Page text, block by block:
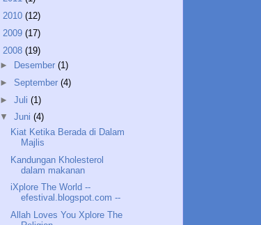
2010 (12)
2009 (17)
2008 (19)
►
Desember (1)
► September (4)
► Juli (1)
▼ Juni (4)
Kiat Ketika Berada di Dalam
Majlis
Kandungan Kholesterol
dalam makanan
iXplore The World --
efestival.blogspot.com --
Allah Loves You Xplore The